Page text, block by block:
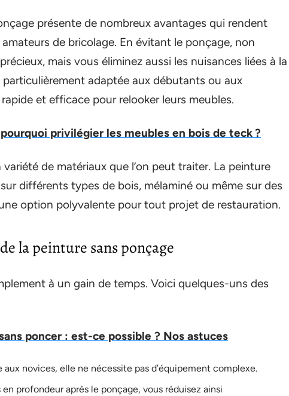
présente de nombreux avantages qui rendent
de bricolage. En évitant le ponçage, non
mais vous éliminez aussi les nuisances liées à la
particulièrement adaptée aux débutants ou aux
et efficace pour relooker leurs meubles.
privilégier les meubles en bois de teck ?
de matériaux que l’on peut traiter. La peinture
différents types de bois, mélaminé ou même sur des
option polyvalente pour tout projet de restauration.
la peinture sans ponçage
à un gain de temps. Voici quelques-uns des
poncer : est-ce possible ? Nos astuces
aux novices, elle ne nécessite pas d’équipement complexe.
profondeur après le ponçage, vous réduisez ainsi